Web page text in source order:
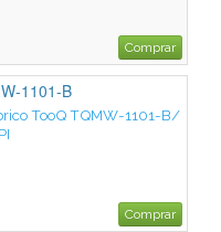
Comprar
1101-B
TooQ TQMW-1101-B/
Comprar